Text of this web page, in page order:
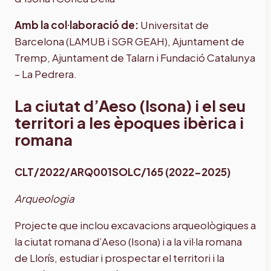
Amb la col·laboració de: Universitat de
Barcelona (LAMUB i SGR GEAH), Ajuntament de
Tremp, Ajuntament de Talarn i Fundació Catalunya
– La Pedrera.
La ciutat d’Aeso (Isona) i el seu
territori a les èpoques ibèrica i
romana
CLT/2022/ARQ001SOLC/165 (2022-2025)
Arqueologia
Projecte que inclou excavacions arqueològiques a
la ciutat romana d’Aeso (Isona) i a la vil·la romana
de Llorís, estudiar i prospectar el territori i la